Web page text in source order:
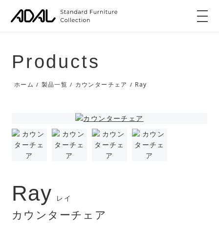
Products
ホーム / 製品一覧 / カウンターチェア / Ray
Ray レイ
カウンターチェア